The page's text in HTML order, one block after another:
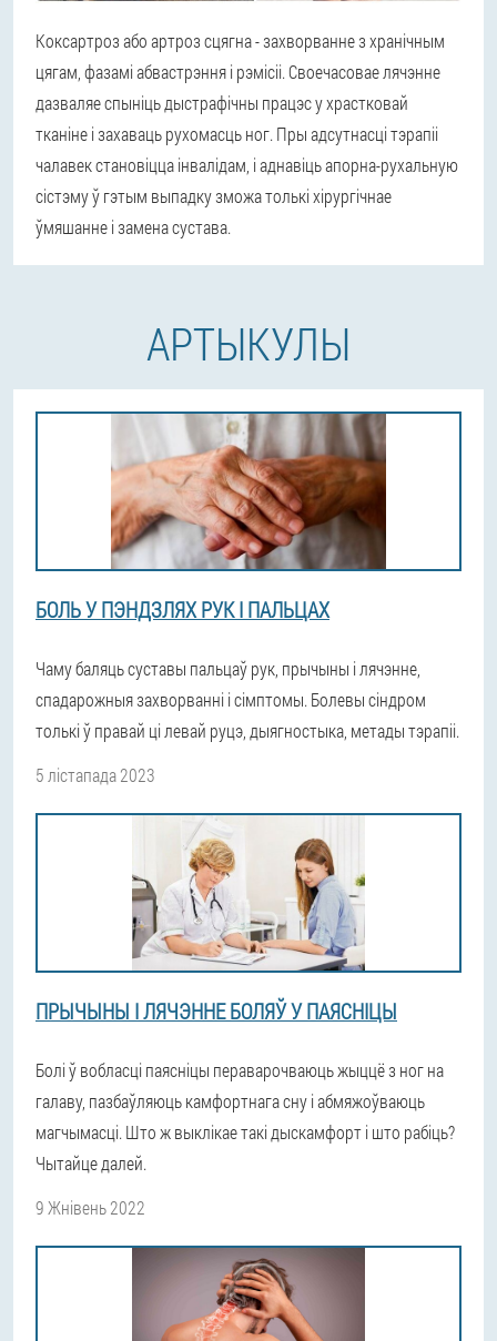
Коксартроз або артроз сцягна - захворванне з хранічным
цягам, фазамі абвастрэння і рэмісіі. Своечасовае лячэнне
дазваляе спыніць дыстрафічны працэс у храстковай
тканіне і захаваць рухомасць ног. Пры адсутнасці тэрапіі
чалавек становіцца інвалідам, і аднавіць апорна-рухальную
сістэму ў гэтым выпадку зможа толькі хірургічнае
ўмяшанне і замена сустава.
АРТЫКУЛЫ
БОЛЬ У ПЭНДЗЛЯХ РУК І ПАЛЬЦАХ
Чаму баляць суставы пальцаў рук, прычыны і лячэнне,
спадарожныя захворванні і сімптомы. Болевы сіндром
толькі ў правай ці левай руцэ, дыягностыка, метады тэрапіі.
5 лістапада 2023
ПРЫЧЫНЫ І ЛЯЧЭННЕ БОЛЯЎ У ПАЯСНІЦЫ
Болі ў вобласці паясніцы пераварочваюць жыццё з ног на
галаву, пазбаўляюць камфортнага сну і абмяжоўваюць
магчымасці. Што ж выклікае такі дыскамфорт і што рабіць?
Чытайце далей.
9 Жнівень 2022